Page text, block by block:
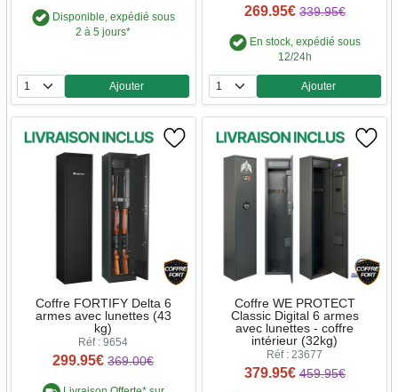
Disponible, expédié sous
2 à 5 jours*
Quantité
Ajouter
269.95€ 339.95€
En stock, expédié sous
12/24h
Quantité
Ajouter
Coffre FORTIFY Delta 6
armes avec lunettes (43
kg)
Réf : 9654
299.95€ 369.00€
Coffre WE PROTECT
Classic Digital 6 armes
avec lunettes - coffre
intérieur (32kg)
Réf : 23677
379.95€ 459.95€